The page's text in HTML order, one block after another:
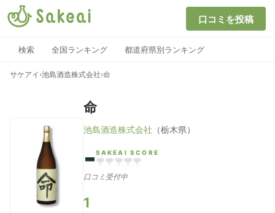
口コミを投稿
検索 全国ランキング 都道府県別ランキング
サケアイ ›池島酒造株式会社›命
命
池島酒造株式会社 （栃木県）
-SAKEAI SCORE
口コミ受付中
1